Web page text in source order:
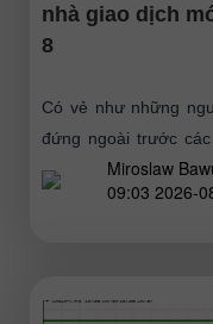
nhà giao dịch
8
Có vẻ như những
đứng ngoài trước
Sáu, dẫn đến việc
Miroslaw
09:03 2026-